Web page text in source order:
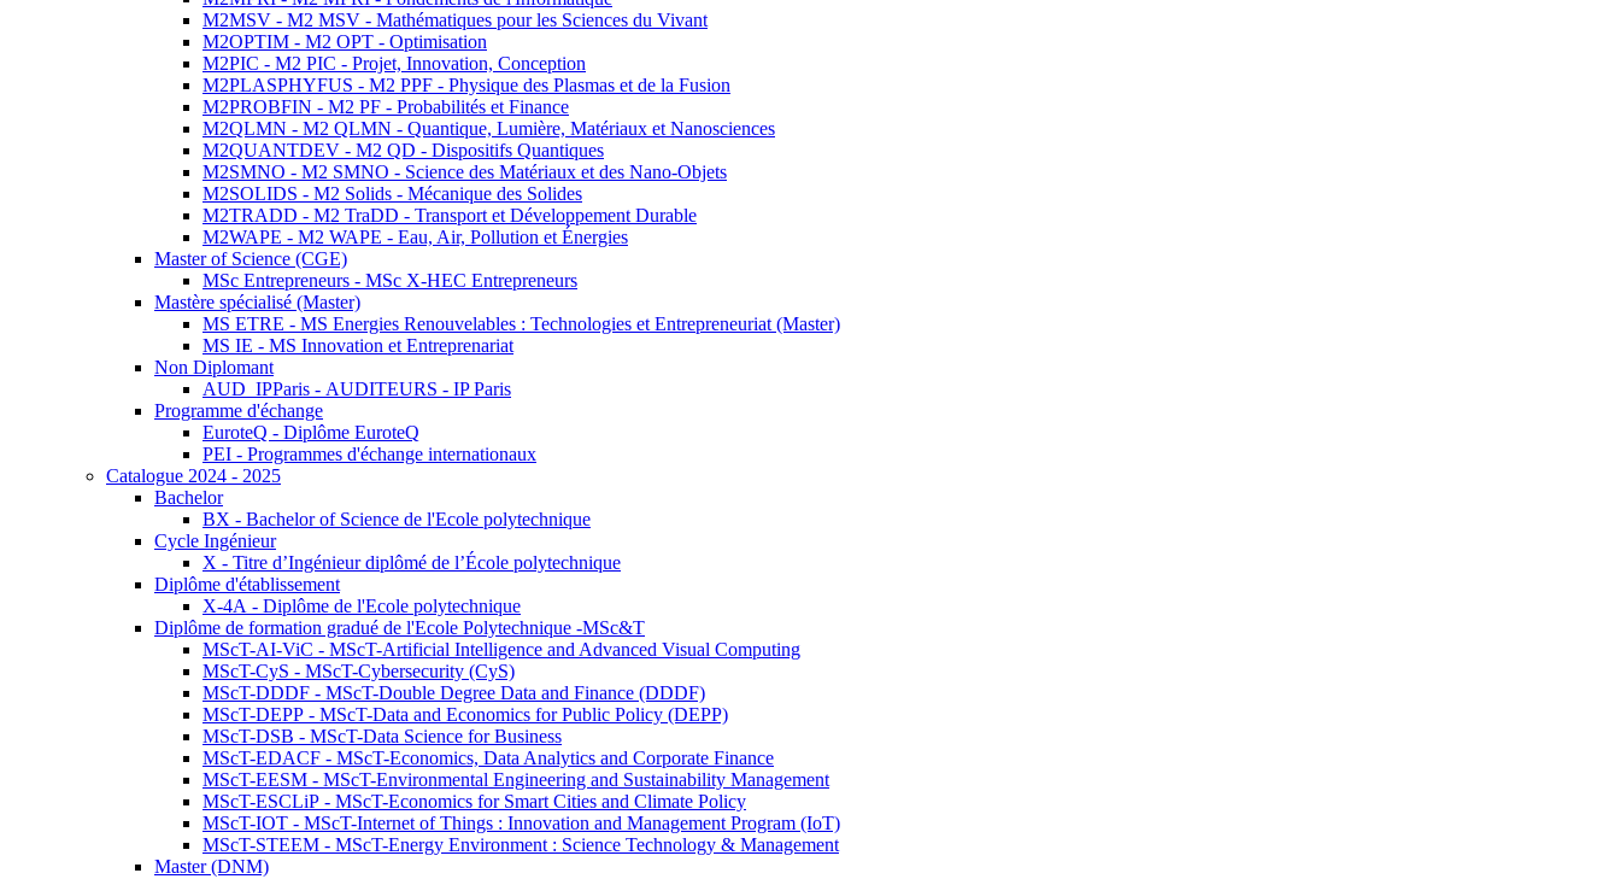
M2MSV - M2 MSV - Mathématiques pour les Sciences du Vivant
M2OPTIM - M2 OPT - Optimisation
M2PIC - M2 PIC - Projet, Innovation, Conception
M2PLASPHYFUS - M2 PPF - Physique des Plasmas et de la Fusion
M2PROBFIN - M2 PF - Probabilités et Finance
M2QLMN - M2 QLMN - Quantique, Lumière, Matériaux et Nanosciences
M2QUANTDEV - M2 QD - Dispositifs Quantiques
M2SMNO - M2 SMNO - Science des Matériaux et des Nano-Objets
M2SOLIDS - M2 Solids - Mécanique des Solides
M2TRADD - M2 TraDD - Transport et Développement Durable
M2WAPE - M2 WAPE - Eau, Air, Pollution et Énergies
Master of Science (CGE)
MSc Entrepreneurs - MSc X-HEC Entrepreneurs
Mastère spécialisé (Master)
MS ETRE - MS Energies Renouvelables : Technologies et Entrepreneuriat (Master)
MS IE - MS Innovation et Entreprenariat
Non Diplomant
AUD_IPParis - AUDITEURS - IP Paris
Programme d'échange
EuroteQ - Diplôme EuroteQ
PEI - Programmes d'échange internationaux
Catalogue 2024 - 2025
Bachelor
BX - Bachelor of Science de l'Ecole polytechnique
Cycle Ingénieur
X - Titre d’Ingénieur diplômé de l’École polytechnique
Diplôme d'établissement
X-4A - Diplôme de l'Ecole polytechnique
Diplôme de formation gradué de l'Ecole Polytechnique -MSc&T
MScT-AI-ViC - MScT-Artificial Intelligence and Advanced Visual Computing
MScT-CyS - MScT-Cybersecurity (CyS)
MScT-DDDF - MScT-Double Degree Data and Finance (DDDF)
MScT-DEPP - MScT-Data and Economics for Public Policy (DEPP)
MScT-DSB - MScT-Data Science for Business
MScT-EDACF - MScT-Economics, Data Analytics and Corporate Finance
MScT-EESM - MScT-Environmental Engineering and Sustainability Management
MScT-ESCLiP - MScT-Economics for Smart Cities and Climate Policy
MScT-IOT - MScT-Internet of Things : Innovation and Management Program (IoT)
MScT-STEEM - MScT-Energy Environment : Science Technology & Management
Master (DNM)